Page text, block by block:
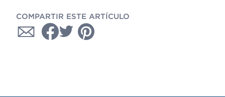
COMPARTIR ESTE ARTÍCULO